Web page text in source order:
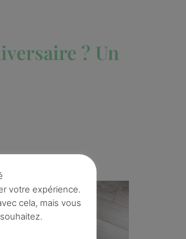
? Un
votre expérience.
cela, mais vous